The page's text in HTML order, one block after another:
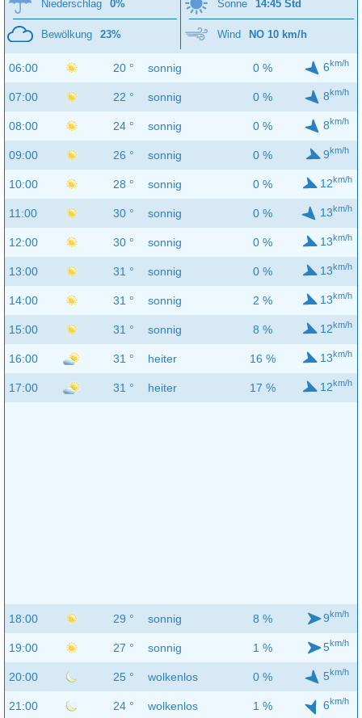
Niederschlag 0%
Bewölkung 23%
Sonne 14:45 Std
Wind NO 10 km/h
06:00 20 ° sonnig 0 % 6km/h
07:00 22 ° sonnig 0 % 8km/h
08:00 24 ° sonnig 0 % 8km/h
09:00 26 ° sonnig 0 % 9km/h
10:00 28 ° sonnig 0 % 12km/h
11:00 30 ° sonnig 0 % 13km/h
12:00 30 ° sonnig 0 % 13km/h
13:00 31 ° sonnig 0 % 13km/h
14:00 31 ° sonnig 2 % 13km/h
15:00 31 ° sonnig 8 % 12km/h
16:00 31 ° heiter 16 % 13km/h
17:00 31 ° heiter 17 % 12km/h
18:00 29 ° sonnig 8 % 9km/h
19:00 27 ° sonnig 1 % 5km/h
20:00 25 ° wolkenlos 0 % 5km/h
21:00 24 ° wolkenlos 1 % 6km/h